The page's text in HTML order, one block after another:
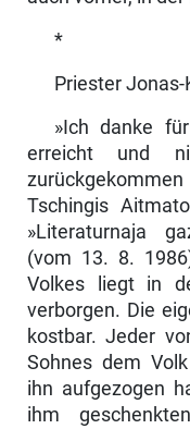
*
Priester
»Ich danke
erreicht und
Tschingis
»Literaturnaja
(vom 13. 8.
Volkes liegt in
verborgen. Die
kostbar. Jeder
Sohnes dem
ihn aufgezogen
ihm